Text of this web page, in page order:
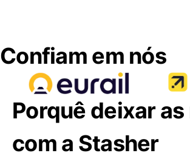
Confiam em nós
Porquê deixar
com a Stasher